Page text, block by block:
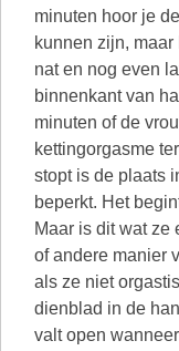
minuten hoor je
kunnen zijn,
nat en nog even
binnenkant van
minuten of de
kettingorgasme
stopt is de plaats
beperkt. Het
Maar is dit wat ze
of andere manier
als ze niet
dienblad in de
valt open